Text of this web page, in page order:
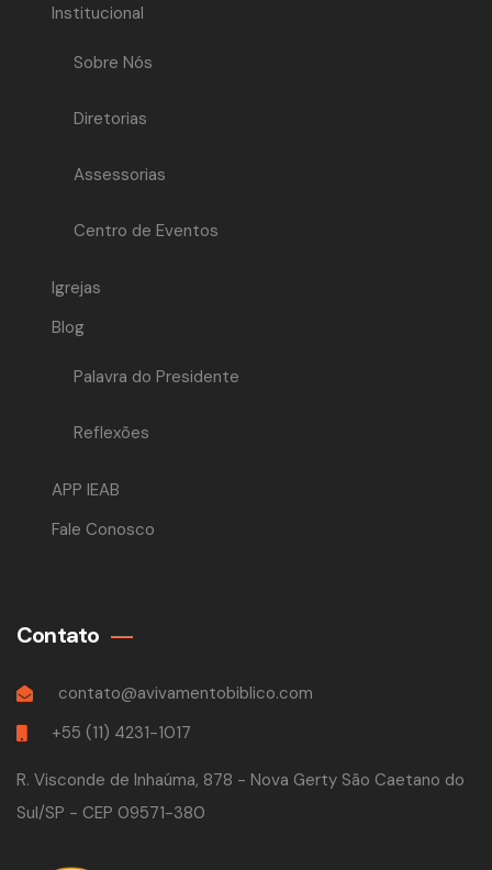
Institucional
Sobre Nós
Diretorias
Assessorias
Centro de Eventos
Igrejas
Blog
Palavra do Presidente
Reflexões
APP IEAB
Fale Conosco
Contato
contato@avivamentobiblico.com
+55 (11) 4231-1017
R. Visconde de Inhaúma, 878 - Nova Gerty São Caetano do
Sul/SP - CEP 09571-380